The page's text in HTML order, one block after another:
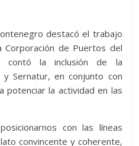
destacó el trabajo
de Puertos del
contó la inclusión de la
Sernatur, en conjunto con
potenciar la actividad en las
con las líneas
convincente y coherente,